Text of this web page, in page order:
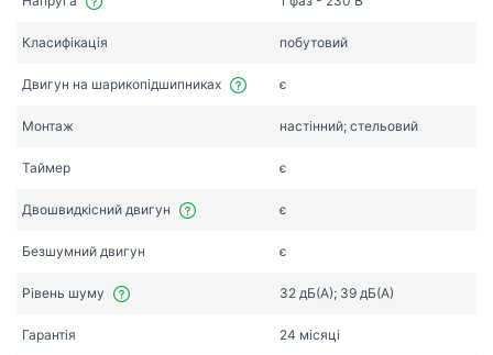
Класифікація побутовий
Двигун на шарикопідшипниках є
Монтаж настінний; стельовий
Таймер є
Двошвидкісний двигун є
Безшумний двигун є
Рівень шуму 32 дБ(А); 39 дБ(А)
Гарантія 24 місяці